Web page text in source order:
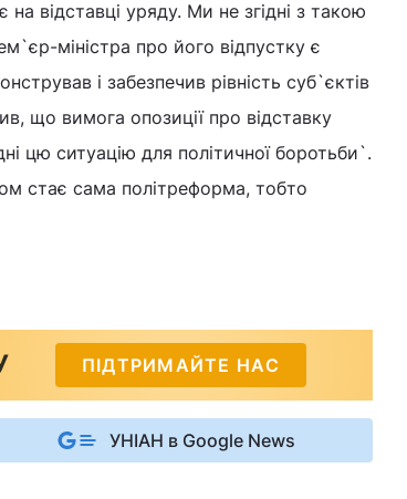
відставці уряду. Ми не згідні з такою
міністра про його відпустку є
і забезпечив рівність суб`єктів
що вимога опозиції про відставку
цю ситуацію для політичної боротьби`.
стає сама політреформа, тобто
ПІДТРИМАЙТЕ НАС
УНІАН в Google News